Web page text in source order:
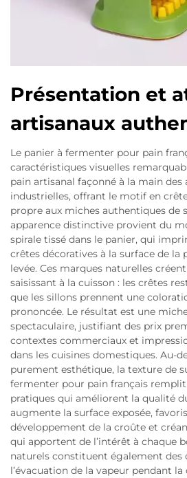
Présentation et
artisanaux
Le panier à fermenter pour pain
caractéristiques visuelles
pain artisanal façonné à la main des
industrielles, offrant le motif en
propre aux miches authentiques de
apparence distinctive provient du
spirale tissé dans le panier, qui
crêtes décoratives à la surface de la
levée. Ces marques naturelles
saisissant à la cuisson : les crêtes
que les sillons prennent une
prononcée. Le résultat est une
spectaculaire, justifiant des prix
contextes commerciaux et
dans les cuisines domestiques. Au-
purement esthétique, la texture de
fermenter pour pain français
pratiques qui améliorent la qualité
augmente la surface exposée,
développement de la croûte et
qui apportent de l’intérêt à chaque
naturels constituent également des
l’évacuation de la vapeur pendant